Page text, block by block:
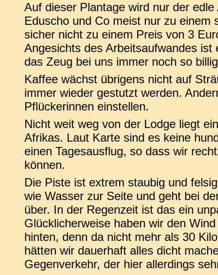
Auf dieser Plantage wird nur der
Eduscho und Co meist nur zu einem
sicher nicht zu einem Preis von 3
Angesichts des Arbeitsaufwandes
das Zeug bei uns immer noch so
Kaffee wächst übrigens nicht auf
immer wieder gestutzt werden.
Pflückerinnen einstellen.
Nicht weit weg von der Lodge liegt
Afrikas. Laut Karte sind es keine
einen Tagesausflug, so dass wir
können.
Die Piste ist extrem staubig und
wie Wasser zur Seite und geht bei
über. In der Regenzeit ist das ein
Glücklicherweise haben wir den
hinten, denn da nicht mehr als 30
hätten wir dauerhaft alles dicht
Gegenverkehr, der hier allerdings